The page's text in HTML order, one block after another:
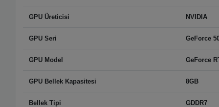
GPU Üreticisi NVIDIA
GPU Seri GeForce
GPU Model GeForce
GPU Bellek Kapasitesi 8GB
Bellek Tipi GDDR7